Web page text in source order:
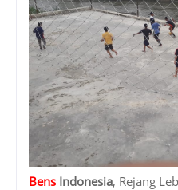
Bens Indonesia, Rejang